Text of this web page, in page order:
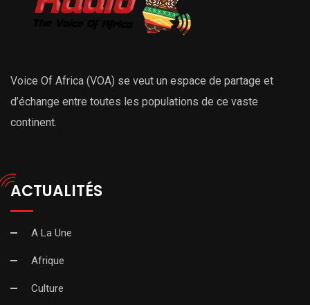
Voice Of Africa (VOA) se veut un espace de partage et
d’échange entre toutes les populations de ce vaste
continent.
ACTUALITÉS
A La Une
Afrique
Culture